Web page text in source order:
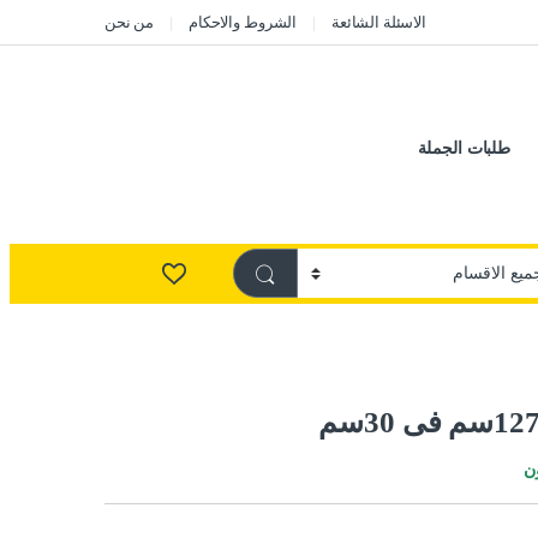
الاسئلة الشائعة الشروط والاحكام من نحن
طلبات الجملة